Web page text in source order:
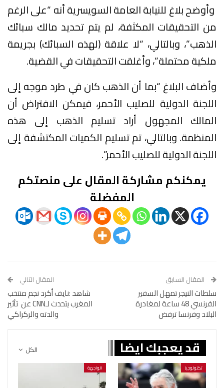
وأوضح بلاغ للنيابة العامة السويسرية أنه “على الرغم
من التحقيقات المكثفة، لم يتم تحديد مالك سبائك
الذهب”، وبالتالي، “لا علاقة (لهذه السبائك) بجريمة
ملكية محتملة”، وأغلقت التحقيقات في القضية.
وأضاف البلاغ “بما أن الذهب كان في طرد موجه إلى
اللجنة الدولية للصليب الأحمر، فيمكن الافتراض أن
المالك المجهول أراد تسليم الذهب إلى هذه
المنظمة. وبالتالي، تم تسليم الكميات المكتشفة إلى
اللجنة الدولية للصليب الأحمر”.
يمكنكم مشاركة المقال على منصتكم
المفضلة
المقال السابق
سلطات النيجر تمهل السفير
الفرنسي 48 ساعة لمغادرة
البلاد وفرنسا ترفض
المقال التالي
شاهد :نايف أكرد نجم منتخب
المغرب يتحدث لـCNN عن تأثير
والدته والركراكي
الكل قد يعجبك ايضا
تكنولوجيا الواجهة